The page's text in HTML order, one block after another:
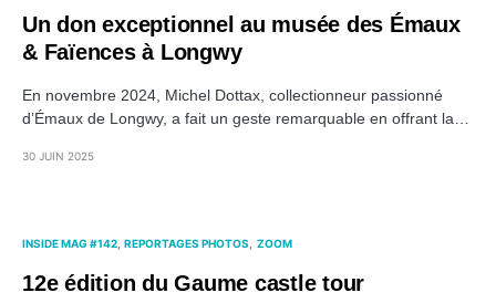
Un don exceptionnel au musée des Émaux
& Faïences à Longwy
En novembre 2024, Michel Dottax, collectionneur passionné
d’Émaux de Longwy, a fait un geste remarquable en offrant la…
30 JUIN 2025
INSIDE MAG #142 REPORTAGES PHOTOS ZOOM
12e édition du Gaume castle tour